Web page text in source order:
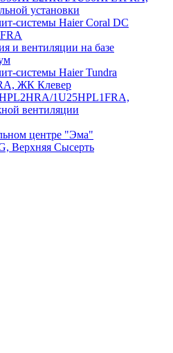
установки
системы Haier Coral DC
и вентиляции на базе
системы Haier Tundra
ЖК Клевер
1U25HPL1FRA,
вентиляции
центре "Эма"
Верхняя Сысерть